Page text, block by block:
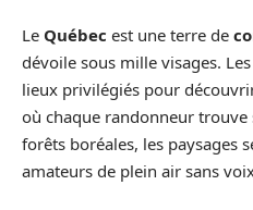
Le Québec est une terre de
dévoile sous mille visages. Les
lieux privilégiés pour
où chaque randonneur trouve
forêts boréales, les paysages
amateurs de plein air sans